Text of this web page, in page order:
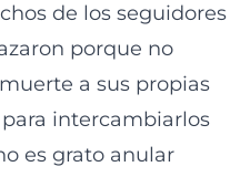
de los seguidores
porque no
a sus propias
para intercambiarlos
es grato anular